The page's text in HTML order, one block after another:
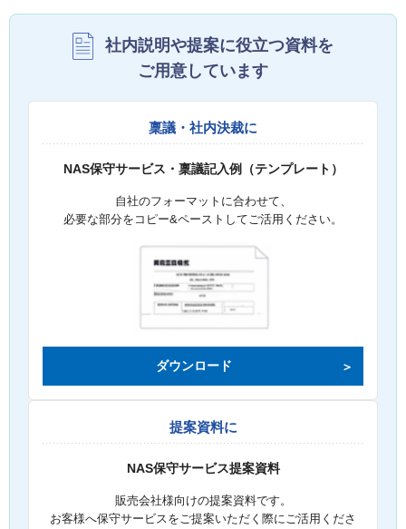
社内説明や提案に役立つ資料を
ご用意しています
稟議・社内決裁に
NAS保守サービス・稟議記入例（テンプレート）
自社のフォーマットに合わせて、
必要な部分をコピー&ペーストしてご活用ください。
ダウンロード
提案資料に
NAS保守サービス提案資料
販売会社様向けの提案資料です。
お客様へ保守サービスをご提案いただく際にご活用くださ